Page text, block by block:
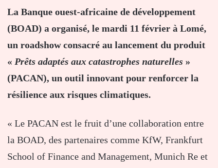
La Banque ouest-africaine de développement
(BOAD) a organisé, le mardi 11 février à Lomé,
un roadshow consacré au lancement du produit
« Prêts adaptés aux catastrophes naturelles »
(PACAN), un outil innovant pour renforcer la
résilience aux risques climatiques.
« Le PACAN est le fruit d’une collaboration entre
la BOAD, des partenaires comme KfW, Frankfurt
School of Finance and Management, Munich Re et